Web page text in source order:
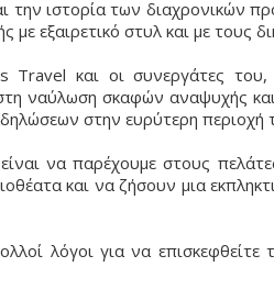
την ιστορία των διαχρονικών
με εξαιρετικό στυλ και με τους
Travel και οι συνεργάτες
στη ναύλωση σκαφών αναψυχής
στην ευρύτερη περιοχή
να παρέχουμε στους
και να ζήσουν μια
λόγοι για να